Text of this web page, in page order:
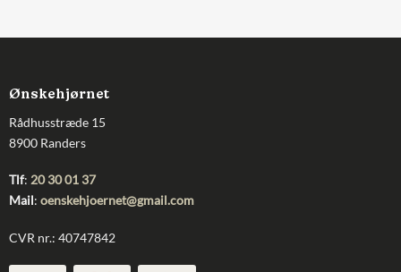
Ønskehjørnet
Rådhusstræde 15
8900 Randers
Tlf: 20 30 01 37
Mail: oenskehjoernet@gmail.com
CVR nr.: 40747842